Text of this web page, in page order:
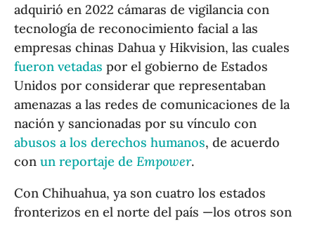
adquirió en 2022 cámaras de vigilancia con
tecnología de reconocimiento facial a las
empresas chinas Dahua y Hikvision, las cuales
fueron vetadas por el gobierno de Estados
Unidos por considerar que representaban
amenazas a las redes de comunicaciones de la
nación y sancionadas por su vínculo con
abusos a los derechos humanos, de acuerdo
conun reportaje deEmpower.
Con Chihuahua, ya son cuatro los estados
fronterizos en el norte del país —los otros son